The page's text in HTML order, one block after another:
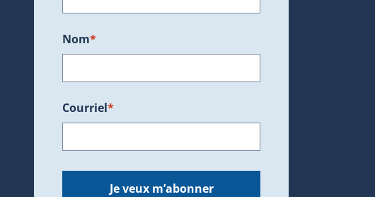
s'ouvrira dans une nouvelle fenêtre.)
Nom*
Courriel*
Je veux m’abonner